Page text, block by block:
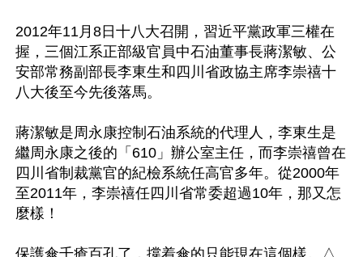
2012年11月8日十八大召開，習近平黨政軍三權在
握，三個江系正部級官員中石油董事長蔣潔敏、公
安部常務副部長李東生和四川省政協主席李崇禧十
八大後至今先後落馬。
蔣潔敏是周永康控制石油系統的代理人，李東生是
繼周永康之後的「610」辦公室主任，而李崇禧曾在
四川省制裁黨官的紀檢系統任高官多年。從2000年
至2011年，李崇禧任四川省常委超過10年，那又怎
麼樣！
保護傘千瘡百孔了，撐着傘的只能現在這個樣。△